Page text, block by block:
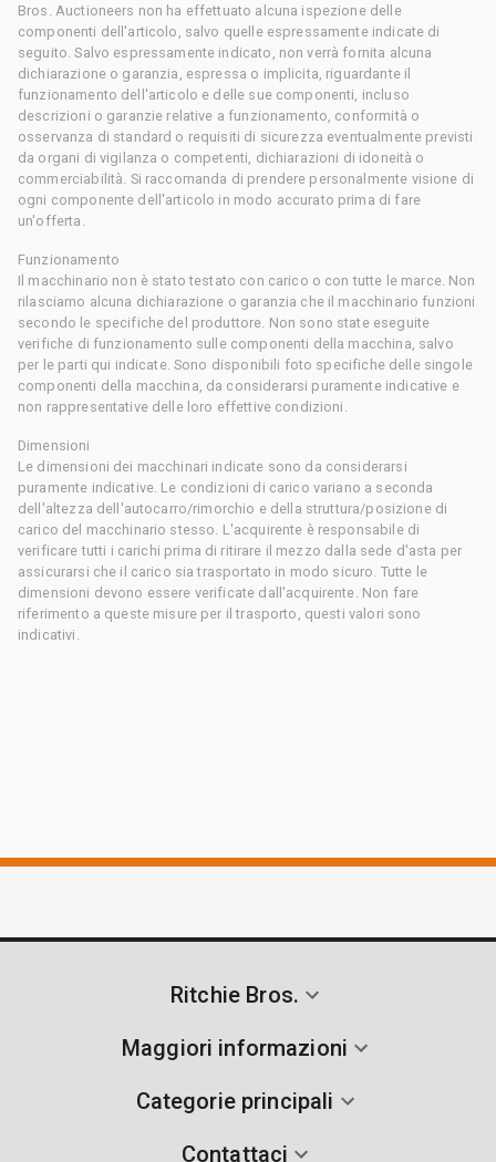
Bros. Auctioneers non ha effettuato alcuna ispezione delle
componenti dell'articolo, salvo quelle espressamente indicate di
seguito. Salvo espressamente indicato, non verrà fornita alcuna
dichiarazione o garanzia, espressa o implicita, riguardante il
funzionamento dell'articolo e delle sue componenti, incluso
descrizioni o garanzie relative a funzionamento, conformità o
osservanza di standard o requisiti di sicurezza eventualmente previsti
da organi di vigilanza o competenti, dichiarazioni di idoneità o
commerciabilità. Si raccomanda di prendere personalmente visione di
ogni componente dell'articolo in modo accurato prima di fare
un'offerta.
Funzionamento
Il macchinario non è stato testato con carico o con tutte le marce. Non
rilasciamo alcuna dichiarazione o garanzia che il macchinario funzioni
secondo le specifiche del produttore. Non sono state eseguite
verifiche di funzionamento sulle componenti della macchina, salvo
per le parti qui indicate. Sono disponibili foto specifiche delle singole
componenti della macchina, da considerarsi puramente indicative e
non rappresentative delle loro effettive condizioni.
Dimensioni
Le dimensioni dei macchinari indicate sono da considerarsi
puramente indicative. Le condizioni di carico variano a seconda
dell'altezza dell'autocarro/rimorchio e della struttura/posizione di
carico del macchinario stesso. L'acquirente è responsabile di
verificare tutti i carichi prima di ritirare il mezzo dalla sede d'asta per
assicurarsi che il carico sia trasportato in modo sicuro. Tutte le
dimensioni devono essere verificate dall'acquirente. Non fare
riferimento a queste misure per il trasporto, questi valori sono
indicativi.
Ritchie Bros.
Maggiori informazioni
Categorie principali
Contattaci